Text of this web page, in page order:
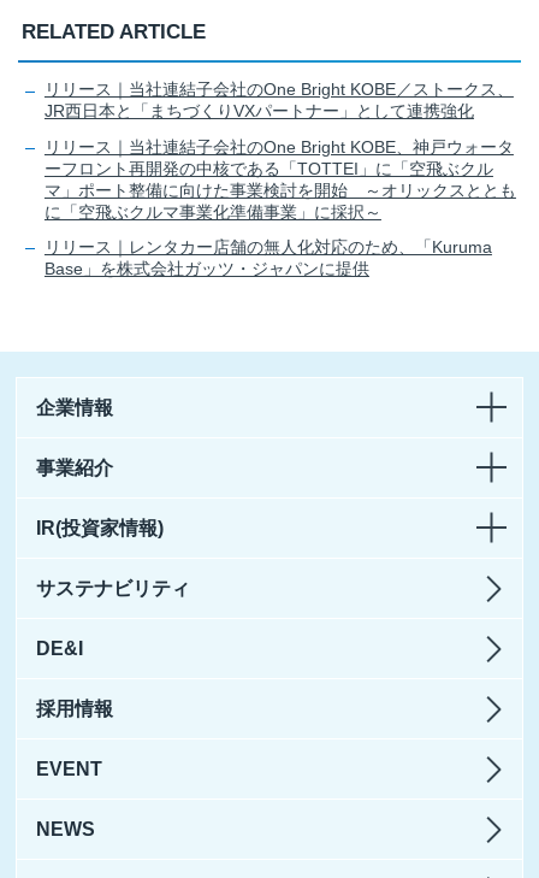
RELATED ARTICLE
リリース｜当社連結子会社のOne Bright KOBE／ストークス、
JR西日本と「まちづくりVXパートナー」として連携強化
リリース｜当社連結子会社のOne Bright KOBE、神戸ウォータ
ーフロント再開発の中核である「TOTTEI」に「空飛ぶクル
マ」ポート整備に向けた事業検討を開始 ～オリックスととも
に「空飛ぶクルマ事業化準備事業」に採択～
リリース｜レンタカー店舗の無人化対応のため、「Kuruma
Base」を株式会社ガッツ・ジャパンに提供
企業情報
事業紹介
IR(投資家情報)
サステナビリティ
DE&I
採用情報
EVENT
NEWS